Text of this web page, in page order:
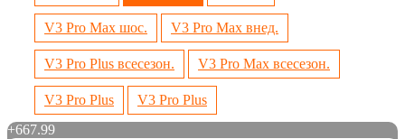
V3 Pro Max шос. V3 Pro Max внед.
V3 Pro Plus всесезон. V3 Pro Max всесезон.
V3 Pro Plus
V3 Pro Plus
+667.99